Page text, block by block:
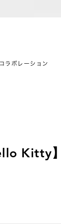
コラボレーション
Kitty